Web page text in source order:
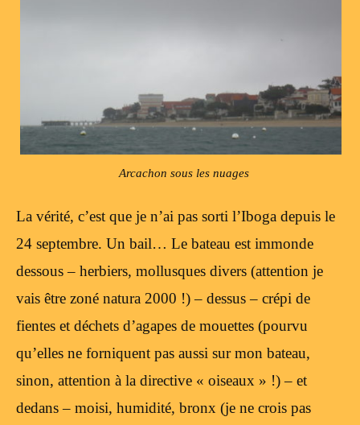
Arcachon sous les nuages
La vérité, c’est que je n’ai pas sorti l’Iboga depuis le
24 septembre. Un bail… Le bateau est immonde
dessous – herbiers, mollusques divers (attention je
vais être zoné natura 2000 !) – dessus – crépi de
fientes et déchets d’agapes de mouettes (pourvu
qu’elles ne forniquent pas aussi sur mon bateau,
sinon, attention à la directive « oiseaux » !) – et
dedans – moisi, humidité, bronx (je ne crois pas